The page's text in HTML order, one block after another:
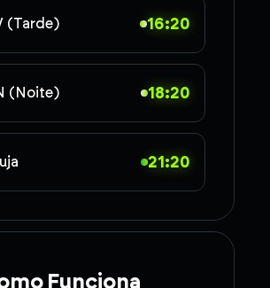
(Tarde) 16:20
(Noite) 18:20
21:20
Funciona